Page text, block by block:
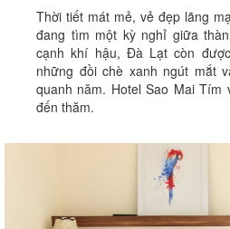
Thời tiết mát mẻ, vẻ đẹp lãng
đang tìm một kỳ nghỉ giữa
cạnh khí hậu, Đà Lạt còn
những đồi chè xanh ngút mắt
quanh năm. Hotel Sao Mai Tím
đến thăm.